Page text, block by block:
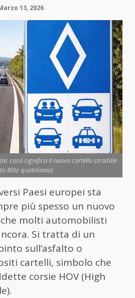
13, 2026
cosa significa il nuovo cartello stradale
Blitz quotidiano)
Paesi europei sta
più spesso un nuovo
molti automobilisti
Si tratta di un
sull’asfalto o
cartelli, simbolo che
corsie HOV (High